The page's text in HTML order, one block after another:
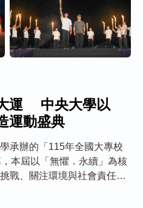
運 中央大學以
運動盛典
承辦的「115年全國大專校
本屆以「無懼．永續」為核
戰、關注環境與社會責任的
榮譽的同時，也為臺灣體育